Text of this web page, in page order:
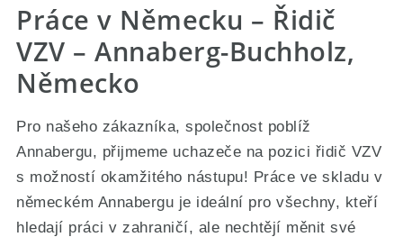
Práce v Německu – Řidič
VZV – Annaberg-Buchholz,
Německo
Pro našeho zákazníka, společnost poblíž
Annabergu, přijmeme uchazeče na pozici řidič VZV
s možností okamžitého nástupu! Práce ve skladu v
německém Annabergu je ideální pro všechny, kteří
hledají práci v zahraničí, ale nechtějí měnit své